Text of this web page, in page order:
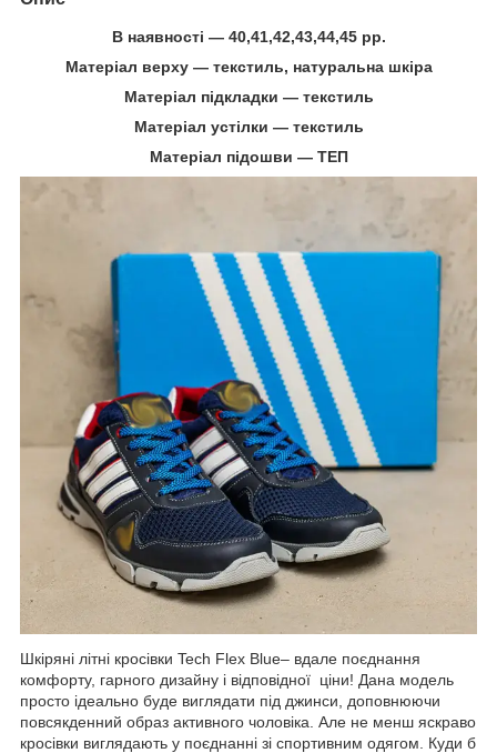
В наявності ― 40,41,42,43,44,45 рр.
Матеріал верху ― текстиль, натуральна шкіра
Матеріал підкладки ― текстиль
Матеріал устілки ― текстиль
Матеріал підошви ― ТЕП
Шкіряні літні кросівки Tech Flex Blue– вдале поєднання
комфорту, гарного дизайну і відповідної ціни! Дана модель
просто ідеально буде виглядати під джинси, доповнюючи
повсякденний образ активного чоловіка. Але не менш яскраво
кросівки виглядають у поєднанні зі спортивним одягом. Куди б